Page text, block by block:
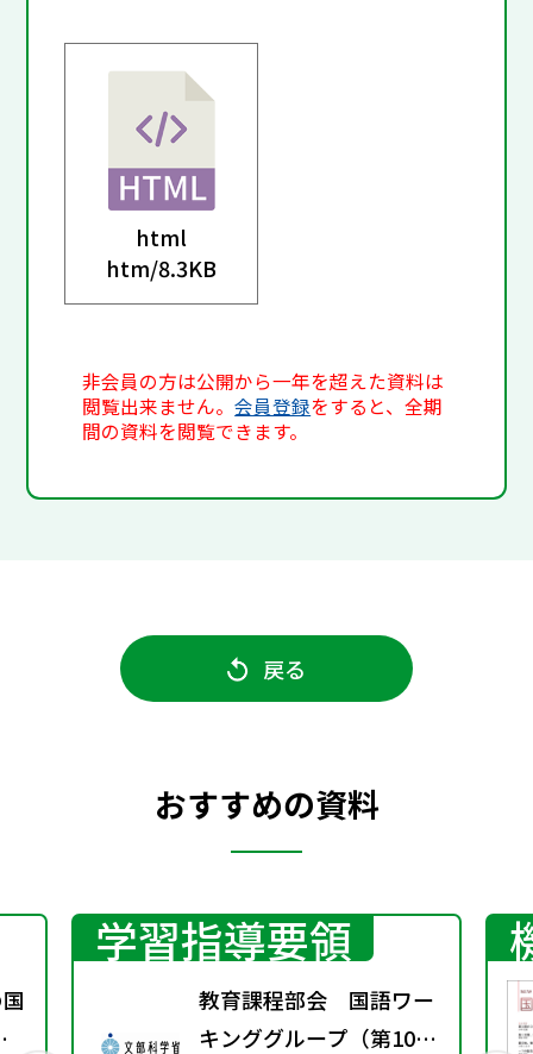
html
htm/8.3KB
非会員の方は公開から一年を超えた資料は
閲覧出来ません。会員登録をすると、全期
間の資料を閲覧できます。
戻る
おすすめの資料
学習指導要領
教育課程部会 国語ワー
キンググループ（第10